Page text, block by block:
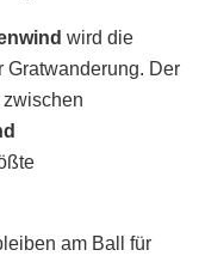
wird die
Gratwanderung. Der
am Ball für